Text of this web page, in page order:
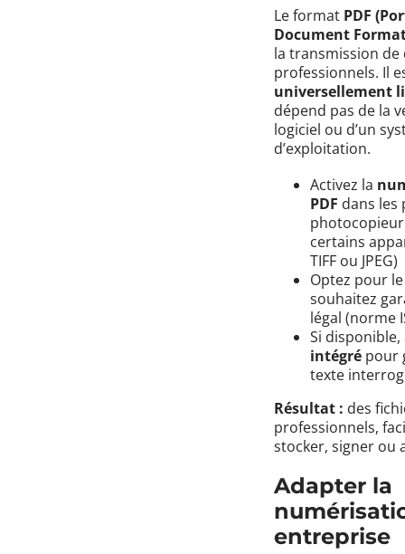
Le format PDF
Document
la transmission
professionnels. Il
universellement
dépend pas de la
logiciel ou d’un
d’exploitation.
Activez la
PDF dans les
certains
TIFF ou JPEG)
Optez pour
souhaitez
légal (norme
Si disponible,
intégré pour
texte
Résultat : des
professionnels,
stocker, signer ou
Adapter la
entreprise